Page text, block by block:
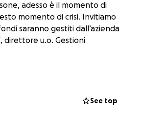
adesso è il momento di
momento di crisi. Invitiamo
saranno gestiti dall’azienda
direttore u.o. Gestioni
See top